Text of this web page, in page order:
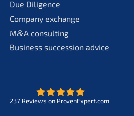
Due Diligence
Compa­ny exchange
M&A consul­ting
Business succes­si­on advice
237 Reviews on ProvenExpert.com